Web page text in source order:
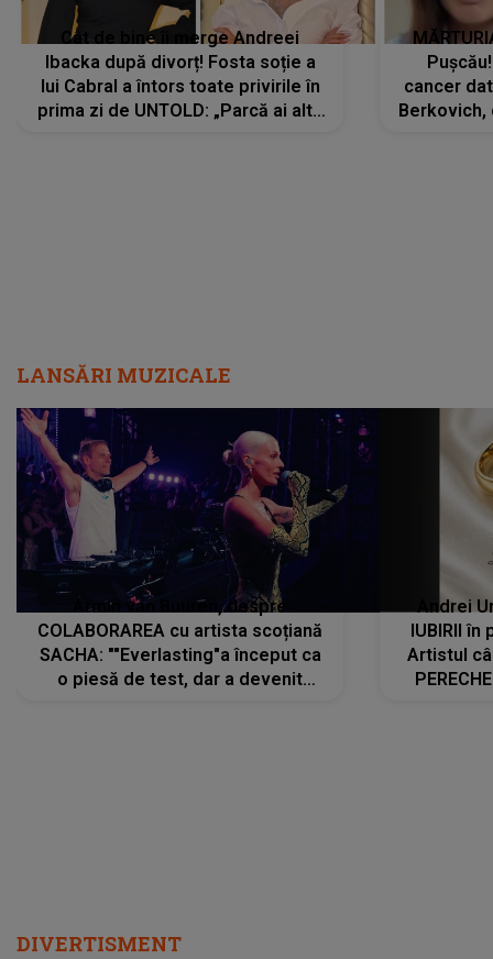
Cât de bine îi merge Andreei
Ibacka după divorț! Fosta soție a
lui Cabral a întors toate privirile în
prima zi de UNTOLD: „Parcă ai altă
cancer
Berkovich,
LANSĂRI MUZICALE
Armin van Buuren, despre
COLABORAREA cu artista scoțiană
SACHA: ""Everlasting"a început ca
o piesă de test, dar a devenit
Andrei
IUBIRII în
Artistul
DIVERTISMENT